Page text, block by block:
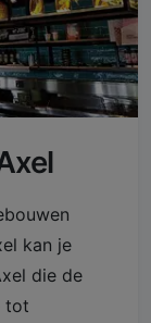
kan je
die de
tot